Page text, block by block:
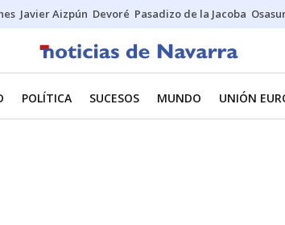
Javier Aizpún Devoré Pasadizo de la Jacoba
POLÍTICA SUCESOS MUNDO UNIÓN